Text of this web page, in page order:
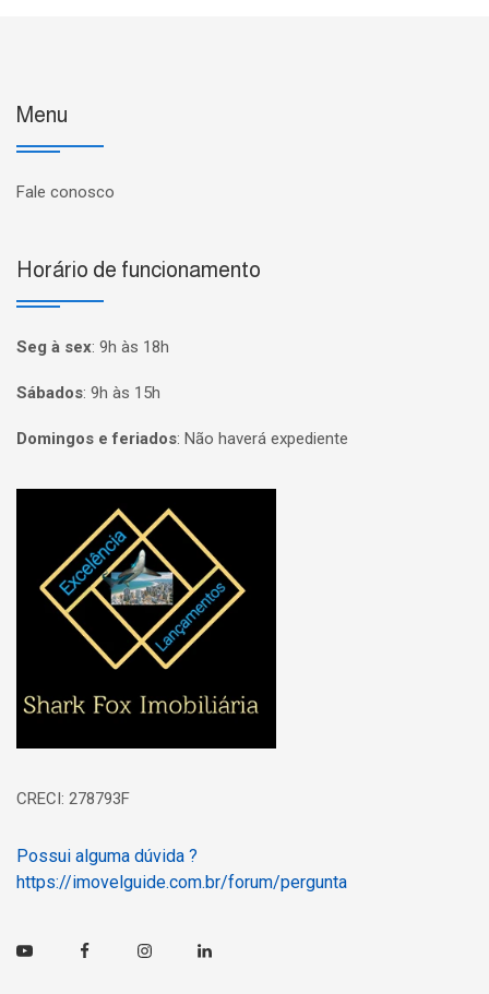
Menu
Fale conosco
Horário de funcionamento
Seg à sex: 9h às 18h
Sábados: 9h às 15h
Domingos e feriados: Não haverá expediente
Página inicial
CRECI: 278793F
Possui alguma dúvida ?
https://imovelguide.com.br/forum/pergunta
Youtube FacebookInstagramLinkedin